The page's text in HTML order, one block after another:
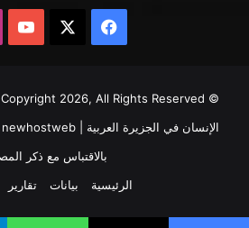
فيسبوك
الإنسان في الجزيرة العربية | Site Preparationnewhostweb
بالاقتباس مع ذكر
الرئيسية
بيانات تقارير